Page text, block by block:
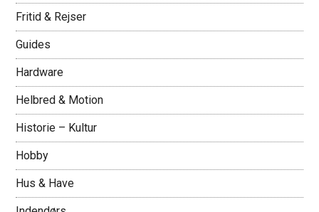
Fritid & Rejser
Guides
Hardware
Helbred & Motion
Historie – Kultur
Hobby
Hus & Have